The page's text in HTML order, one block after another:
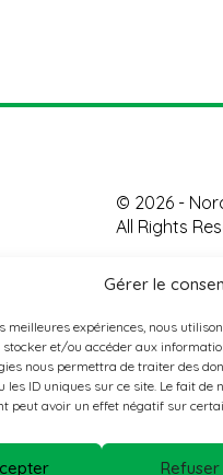
Gérer le
meilleures expériences, nous
stocker et/ou accéder aux
nous permettra de traiter des
les ID uniques sur ce site. Le fait de
peut avoir un effet négatif sur
Refuser
© 2026 -
All Rights